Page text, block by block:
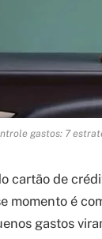
gastos: 7
cartão de
momento é
gastos